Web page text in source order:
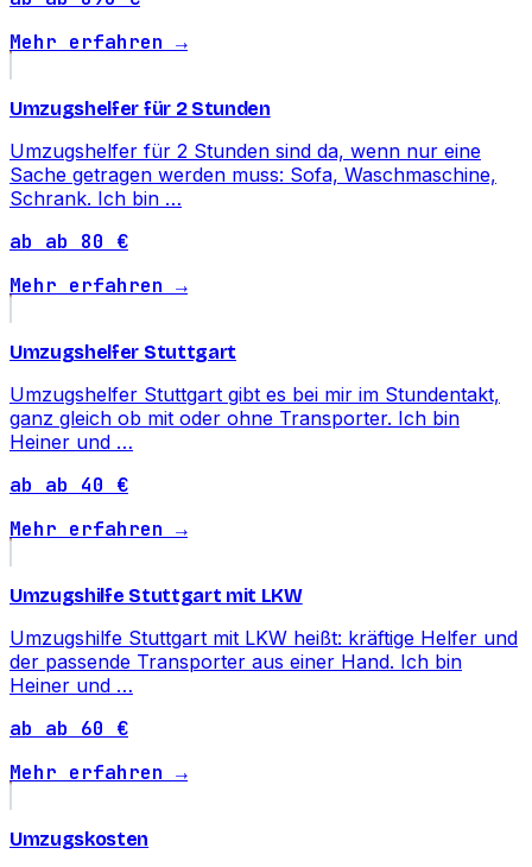
Mehr erfahren →
Umzugshelfer für 2 Stunden
Umzugshelfer für 2 Stunden sind da, wenn nur eine
Sache getragen werden muss: Sofa, Waschmaschine,
Schrank. Ich bin …
ab ab 80 €
Mehr erfahren →
Umzugshelfer Stuttgart
Umzugshelfer Stuttgart gibt es bei mir im Stundentakt,
ganz gleich ob mit oder ohne Transporter. Ich bin
Heiner und …
ab ab 40 €
Mehr erfahren →
Umzugshilfe Stuttgart mit LKW
Umzugshilfe Stuttgart mit LKW heißt: kräftige Helfer und
der passende Transporter aus einer Hand. Ich bin
Heiner und …
ab ab 60 €
Mehr erfahren →
Umzugskosten